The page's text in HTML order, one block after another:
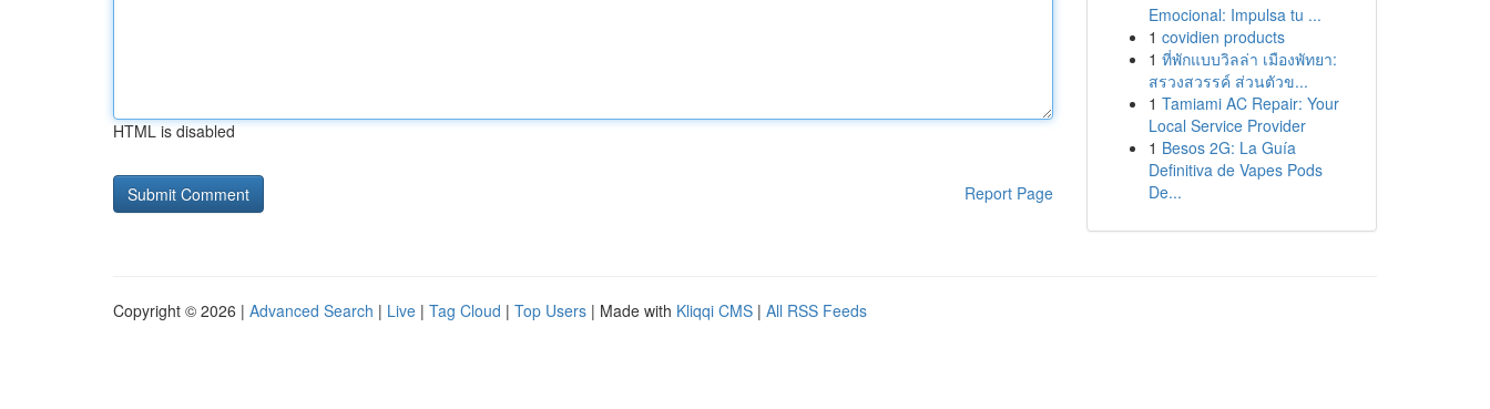
HTML is disabled
Report Page
Emocional: Impulsa tu ...
1 covidien products
1 ที่พักแบบวิลล่า เมืองพัทยา:
สรวงสวรรค์ ส่วนตัวข...
1 Tamiami AC Repair: Your
Local Service Provider
1 Besos 2G: La Guía
Definitiva de Vapes Pods
De...
Copyright © 2026 | Advanced Search | Live | Tag Cloud | Top Users | Made with Kliqqi CMS | All RSS Feeds